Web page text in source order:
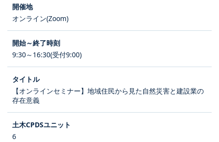
オンライン(Zoom)
9:30～16:30(受付9:00)
【オンラインセミナー】地域住民から見た自然災害と建設業の
存在意義
6